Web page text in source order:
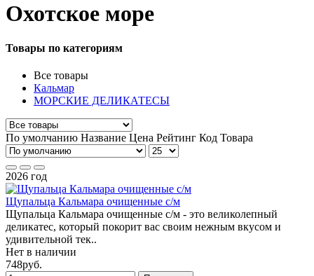
Охотское море
Товары по категориям
Все товары
Кальмар
МОРСКИЕ ДЕЛИКАТЕСЫ
По умолчанию Название Цена Рейтинг Код Товара
2026 год
Щупальца Кальмара очищенные с/м
Щупальца Кальмара очищенные с/м - это великолепный
деликатес, который покорит вас своим нежным вкусом и
удивительной тек..
Нет в наличии
748руб.